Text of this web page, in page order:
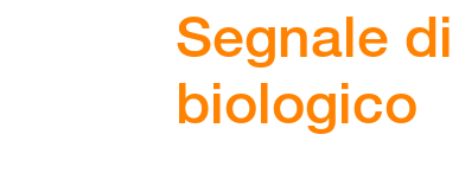
Segnale
biologico